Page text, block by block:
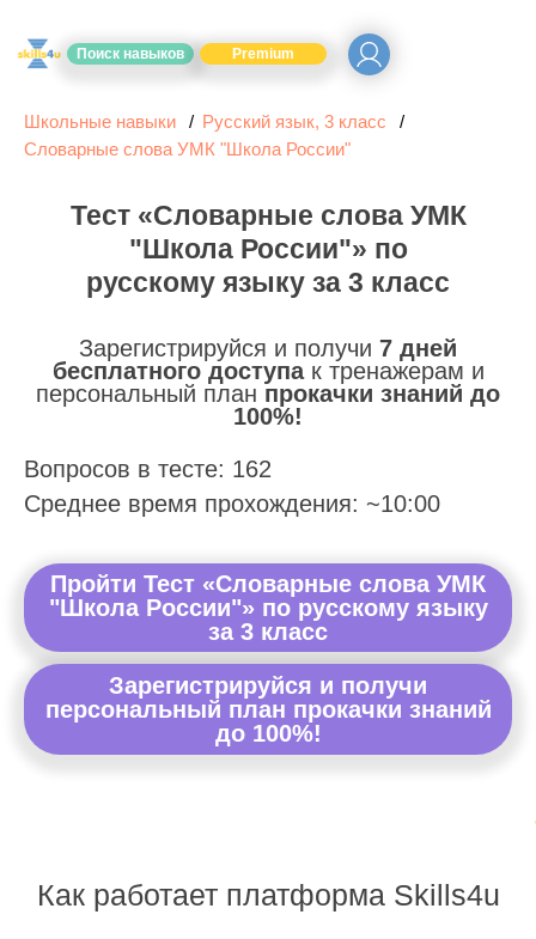
Поиск навыков Premium
Школьные навыки
Русский язык, 3 класс
Словарные слова УМК "Школа России"
Тест «Словарные слова УМК
"Школа России"» по
русскому языку за 3 класс
Зарегистрируйся и получи 7 дней
бесплатного доступак тренажерам и
персональный план прокачки знаний до
100%!
Вопросов в тесте: 162
Среднее время прохождения: ~10:00
Пройти Тест «Словарные слова УМК
"Школа России"» по русскому языку
за 3 класс
Зарегистрируйся и получи
персональный план прокачки знаний
до 100%!
Как работает платформа Skills4u